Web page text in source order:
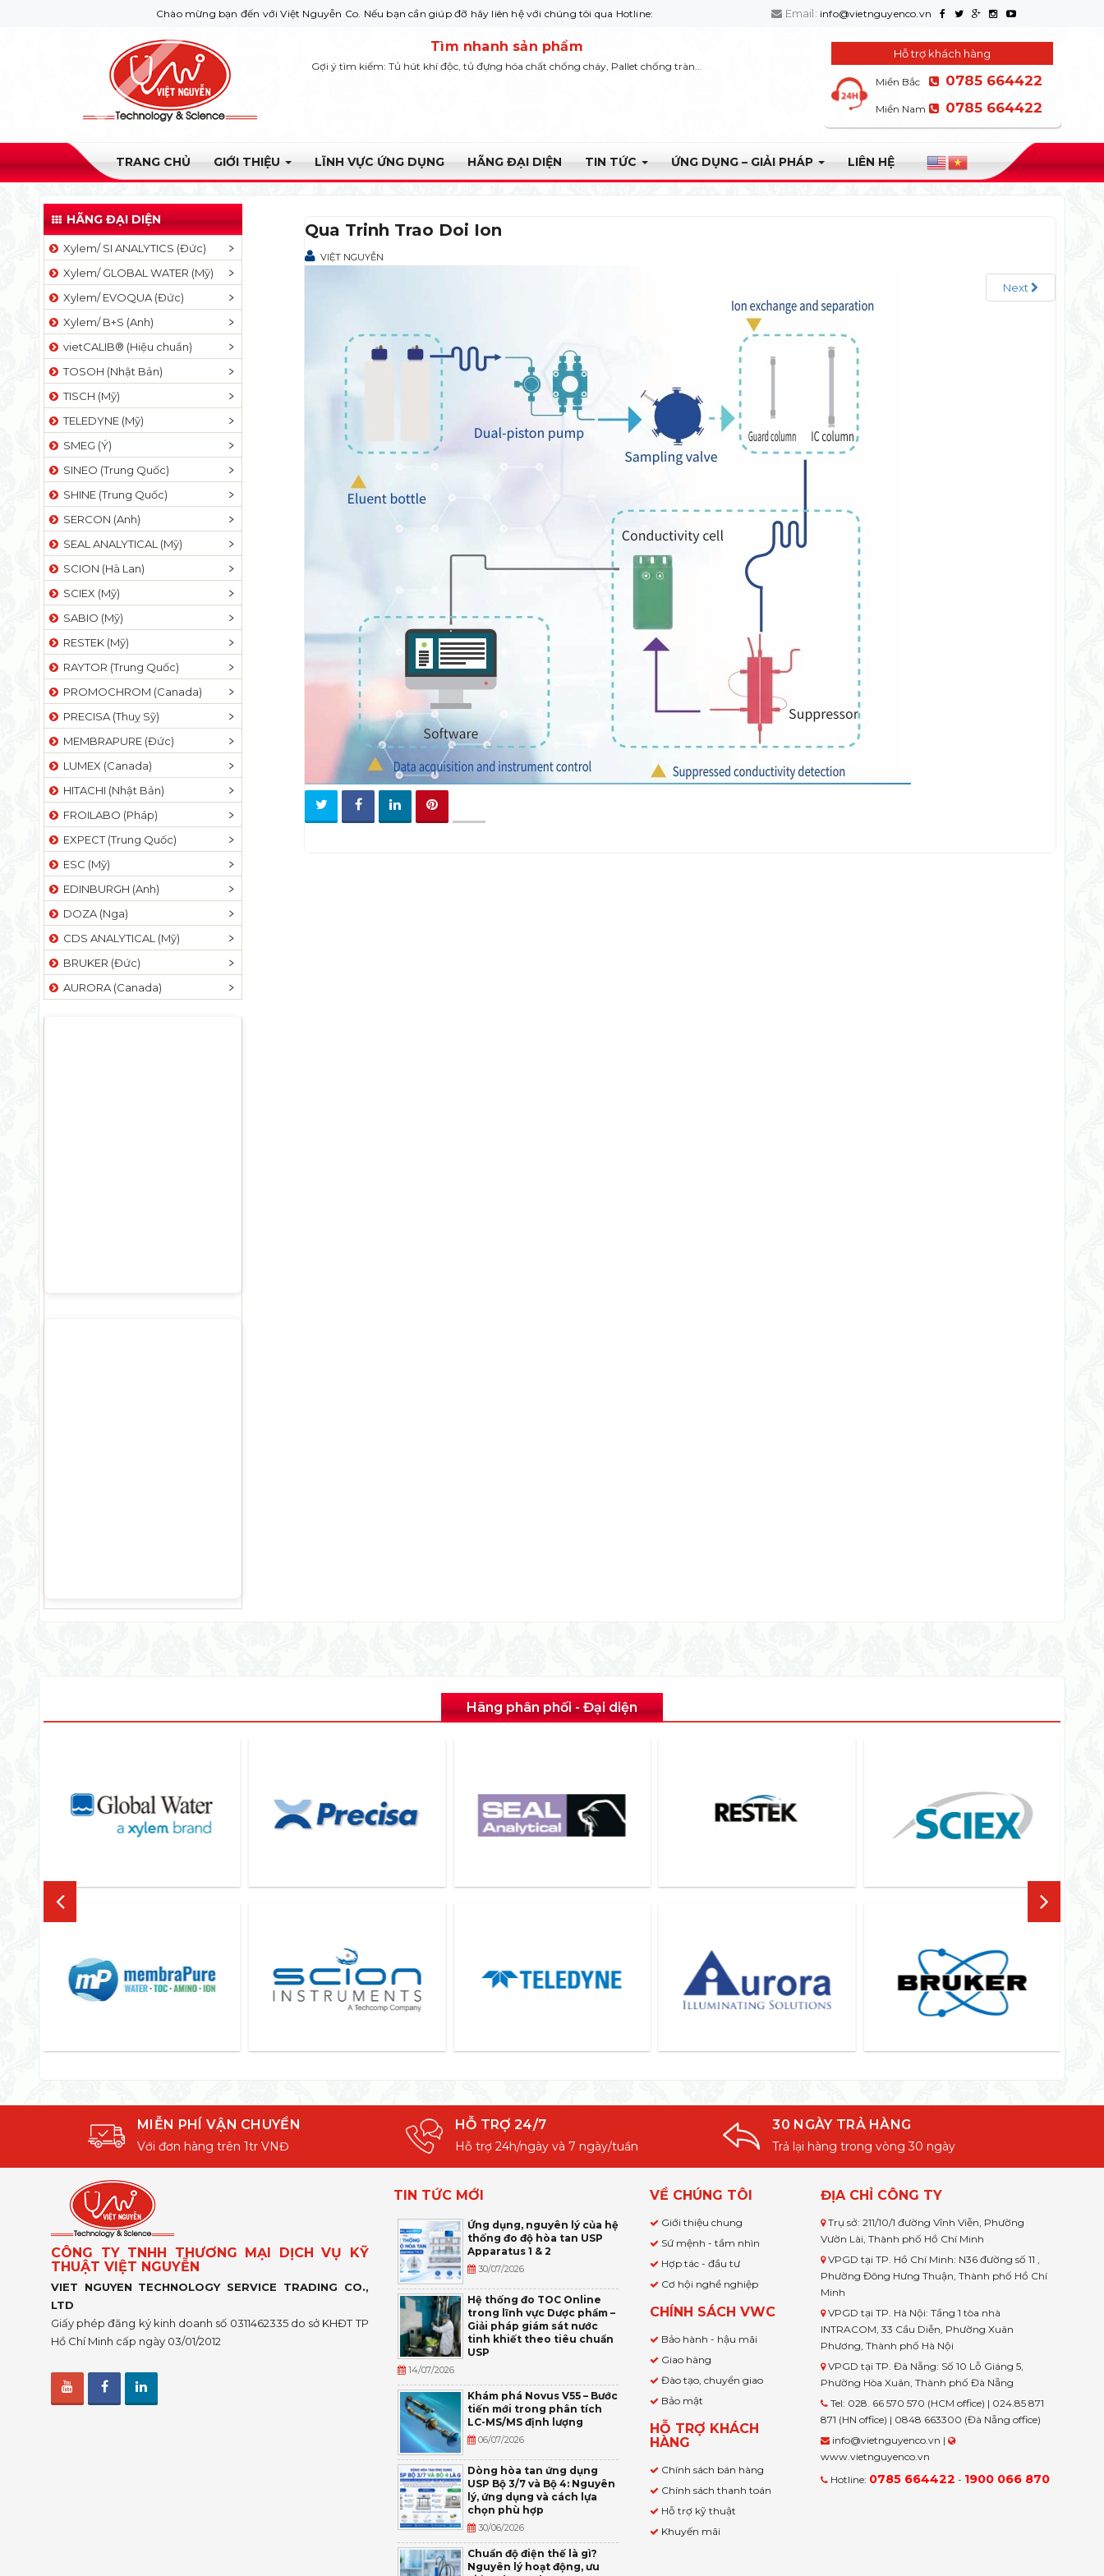
Chào mừng bạn đến với Việt Nguyễn Co. Nếu bạn cần giúp đỡ hãy liên hệ với chúng tôi qua Hotline: 0932 664422 Email: info@vietnguyenco.vn
Tìm nhanh sản phẩm
Gợi ý tìm kiếm: Tủ hút khí độc, tủ đựng hóa chất chống cháy, Pallet chống tràn...
Hỗ trợ khách hàng
Miền Bắc 0785 664422
Miền Nam 0785 664422
TRANG CHỦ GIỚI THIỆU LĨNH VỰC ỨNG DỤNG HÃNG ĐẠI DIỆN TIN TỨC ỨNG DỤNG – GIẢI PHÁP LIÊN HỆ
Qua Trinh Trao Doi Ion
VIỆT NGUYỄN
Next
HÃNG ĐẠI DIỆN
Xylem/ SI ANALYTICS (Đức)
Xylem/ GLOBAL WATER (Mỹ)
Xylem/ EVOQUA (Đức)
Xylem/ B+S (Anh)
vietCALIB® (Hiệu chuẩn)
TOSOH (Nhật Bản)
TISCH (Mỹ)
TELEDYNE (Mỹ)
SMEG (Ý)
SINEO (Trung Quốc)
SHINE (Trung Quốc)
SERCON (Anh)
SEAL ANALYTICAL (Mỹ)
SCION (Hà Lan)
SCIEX (Mỹ)
SABIO (Mỹ)
RESTEK (Mỹ)
RAYTOR (Trung Quốc)
PROMOCHROM (Canada)
PRECISA (Thuỵ Sỹ)
MEMBRAPURE (Đức)
LUMEX (Canada)
HITACHI (Nhật Bản)
FROILABO (Pháp)
EXPECT (Trung Quốc)
ESC (Mỹ)
EDINBURGH (Anh)
DOZA (Nga)
CDS ANALYTICAL (Mỹ)
BRUKER (Đức)
AURORA (Canada)
Hãng phân phối - Đại diện
MIỄN PHÍ VẬN CHUYỂN
Với đơn hàng trên 1tr VNĐ
HỖ TRỢ 24/7
Hỗ trợ 24h/ngày và 7 ngày/tuần
30 NGÀY TRẢ HÀNG
Trả lại hàng trong vòng 30 ngày
CÔNG TY TNHH THƯƠNG MẠI DỊCH VỤ KỸ
THUẬT VIỆT NGUYỄN
VIET NGUYEN TECHNOLOGY SERVICE TRADING CO.,
LTD
Giấy phép đăng ký kinh doanh số 0311462335 do sở KHĐT TP
Hồ Chí Minh cấp ngày 03/01/2012
TIN TỨC MỚI
Ứng dụng, nguyên lý của hệ
thống đo độ hòa tan USP
Apparatus 1 & 2
30/07/2026
Hệ thống đo TOC Online
trong lĩnh vực Dược phẩm –
Giải pháp giám sát nước
tinh khiết theo tiêu chuẩn
USP
14/07/2026
Khám phá Novus V55 – Bước
tiến mới trong phân tích
LC-MS/MS định lượng
06/07/2026
Dòng hòa tan ứng dụng
USP Bộ 3/7 và Bộ 4: Nguyên
lý, ứng dụng và cách lựa
chọn phù hợp
30/06/2026
Chuẩn độ điện thế là gì?
Nguyên lý hoạt động, ưu
VỀ CHÚNG TÔI
Giới thiệu chung
Sứ mệnh - tầm nhìn
Hợp tác - đầu tư
Cơ hội nghề nghiệp
CHÍNH SÁCH VWC
Bảo hành - hậu mãi
Giao hàng
Đào tạo, chuyển giao
Bảo mật
HỖ TRỢ KHÁCH
HÀNG
Chính sách bán hàng
Chính sách thanh toán
Hỗ trợ kỹ thuật
Khuyến mãi
ĐỊA CHỈ CÔNG TY
Trụ sở: 211/10/1 đường Vĩnh Viễn, Phường
Vườn Lài, Thành phố Hồ Chí Minh
VPGD tại TP. Hồ Chí Minh: N36 đường số 11 ,
Phường Đông Hưng Thuận, Thành phố Hồ Chí
Minh
VPGD tại TP. Hà Nội: Tầng 1 tòa nhà
INTRACOM, 33 Cầu Diễn, Phường Xuân
Phương, Thành phố Hà Nội
VPGD tại TP. Đà Nẵng: Số 10 Lỗ Giáng 5,
Phường Hòa Xuân, Thành phố Đà Nẵng
Tel: 028. 66 570 570 (HCM office) | 024.85 871
871 (HN office) | 0848 663300 (Đà Nẵng office)
info@vietnguyenco.vn |
www.vietnguyenco.vn
Hotline: 0785 664422 - 1900 066 870